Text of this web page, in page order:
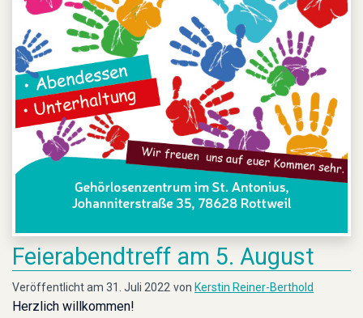
Feierabendtreff am 5. August
Veröffentlicht am 31. Juli 2022 von Kerstin Reiner-Berthold
Herzlich willkommen!